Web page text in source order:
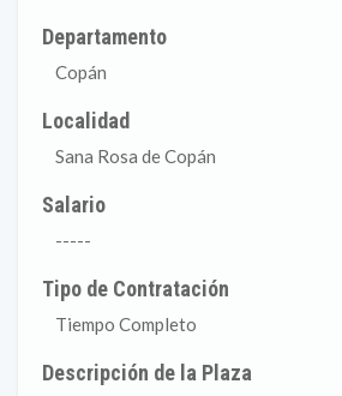
Departamento
Copán
Localidad
Sana Rosa de Copán
Salario
-----
Tipo de Contratación
Tiempo Completo
Descripción de la Plaza